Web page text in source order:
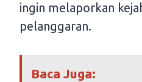
ingin melaporkan
pelanggaran.
Baca Juga: